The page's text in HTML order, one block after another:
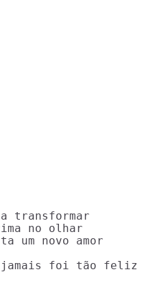
transformar
no olhar
um novo amor
jamais foi tão feliz